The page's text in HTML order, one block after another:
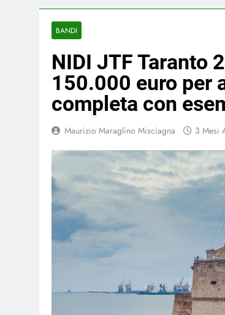
BANDI
NIDI JTF Taranto
150.000 euro per
completa con
Maurizio Maraglino Misciagna 3 Mesi